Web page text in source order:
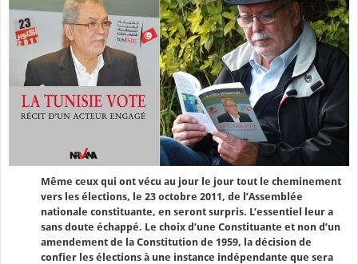
Même ceux qui ont vécu au jour le jour tout le cheminement
vers les élections, le 23 octobre 2011, de l’Assemblée
nationale constituante, en seront surpris. L’essentiel leur a
sans doute échappé. Le choix d’une Constituante et non d’un
amendement de la Constitution de 1959, la décision de
confier les élections à une instance indépendante que sera